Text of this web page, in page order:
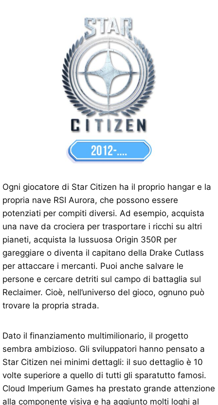
Ogni giocatore di Star Citizen ha il proprio hangar e la
propria nave RSI Aurora, che possono essere
potenziati per compiti diversi. Ad esempio, acquista
una nave da crociera per trasportare i ricchi su altri
pianeti, acquista la lussuosa Origin 350R per
gareggiare o diventa il capitano della Drake Cutlass
per attaccare i mercanti. Puoi anche salvare le
persone e cercare detriti sul campo di battaglia sul
Reclaimer. Cioè, nell’universo del gioco, ognuno può
trovare la propria strada.
Dato il finanziamento multimilionario, il progetto
sembra ambizioso. Gli sviluppatori hanno pensato a
Star Citizen nei minimi dettagli: il suo dettaglio è 10
volte superiore a quello di tutti gli sparatutto famosi.
Cloud Imperium Games ha prestato grande attenzione
alla componente visiva e ha aggiunto molti loghi al